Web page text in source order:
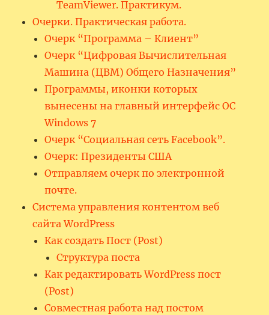
TeamViewer. Практикум.
Очерки. Практическая работа.
Очерк “Программа – Клиент”
Очерк “Цифровая Вычислительная
Машина (ЦВМ) Общего Назначения”
Программы, иконки которых
вынесены на главный интерфейс ОС
Windows 7
Очерк “Социальная сеть Facebook”.
Очерк: Президенты США
Отправляем очерк по электронной
почте.
Система управления контентом веб
сайта WordPress
Как создать Пост (Post)
Структура поста
Как редактировать WordPress пост
(Post)
Совместная работа над постом